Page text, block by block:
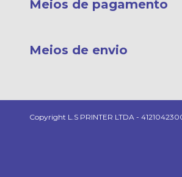
Meios de pagamento
Meios de envio
Copyright L.S PRINTER LTDA -